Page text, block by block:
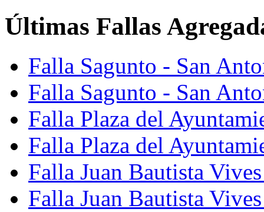
Últimas Fallas
Falla Sagunto - San
Falla Sagunto - San
Falla Plaza del
Falla Plaza del
Falla Juan Bautista
Falla Juan Bautista